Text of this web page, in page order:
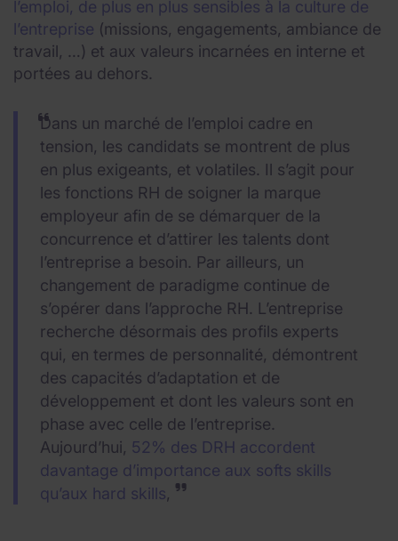
l’emploi, de plus en plus sensibles à la culture de
l’entreprise (missions, engagements, ambiance de
travail, …) et aux valeurs incarnées en interne et
portées au dehors.
Dans un marché de l’emploi cadre en
tension, les candidats se montrent de plus
en plus exigeants, et volatiles. Il s’agit pour
les fonctions RH de soigner la marque
employeur afin de se démarquer de la
concurrence et d’attirer les talents dont
l’entreprise a besoin. Par ailleurs, un
changement de paradigme continue de
s’opérer dans l’approche RH. L’entreprise
recherche désormais des profils experts
qui, en termes de personnalité, démontrent
des capacités d’adaptation et de
développement et dont les valeurs sont en
phase avec celle de l’entreprise.
Aujourd’hui, 52% des DRH accordent
davantage d’importance aux softs skills
qu’aux hard skills,